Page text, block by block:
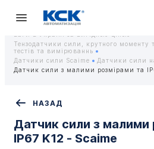
Головна Обладнання
Контрольно-
Тензодатчики та тензометричні
Тензодатчики сили, крутного моменту
тестів та вимірюваннь
Датчики сили Scaime
Датчики сили
Датчик сили з малими розмірами та
НАЗАД
Датчик сили з малими
IP67 K12 - Scaime